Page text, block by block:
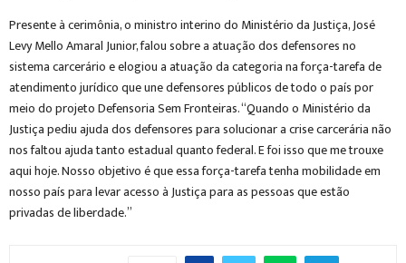
Presente à cerimônia, o ministro interino do Ministério da Justiça, José
Levy Mello Amaral Junior, falou sobre a atuação dos defensores no
sistema carcerário e elogiou a atuação da categoria na força-tarefa de
atendimento jurídico que une defensores públicos de todo o país por
meio do projeto Defensoria Sem Fronteiras. “Quando o Ministério da
Justiça pediu ajuda dos defensores para solucionar a crise carcerária não
nos faltou ajuda tanto estadual quanto federal. E foi isso que me trouxe
aqui hoje. Nosso objetivo é que essa força-tarefa tenha mobilidade em
nosso país para levar acesso à Justiça para as pessoas que estão
privadas de liberdade.”